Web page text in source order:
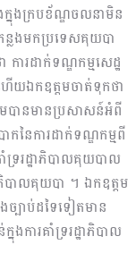
នុងក្របខ័ណ្ឌចលនាមិន
លងមកប្រទេសគុយបា
ការដាក់ទណ្ឌកម្មសេដ្ឋ
ើយឯកឧត្តមចាត់ទុកថា
បានមានប្រសាសន៍អំពី
នៃការដាក់ទណ្ឌកម្មពី
ទ្ររដ្ឋាភិបាលគុយបាល
ភិបាលគុយបា ។ ឯកឧត្តម
បាប់ដទៃទៀតមាន
ារគាំទ្ររដ្ឋាភិបាល